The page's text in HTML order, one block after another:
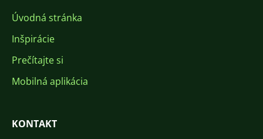
Úvodná stránka
Inšpirácie
Prečítajte si
Mobilná aplikácia
KONTAKT